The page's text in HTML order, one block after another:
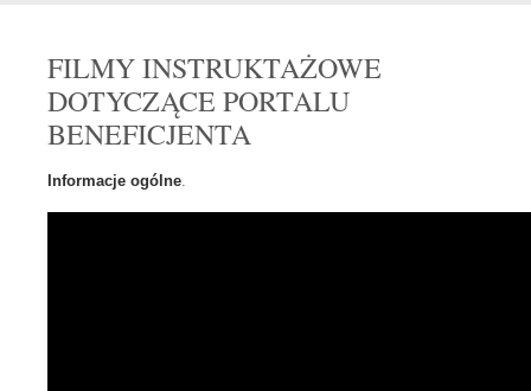
FILMY INSTRUKTAŻOWE
DOTYCZĄCE PORTALU
BENEFICJENTA
Informacje ogólne.